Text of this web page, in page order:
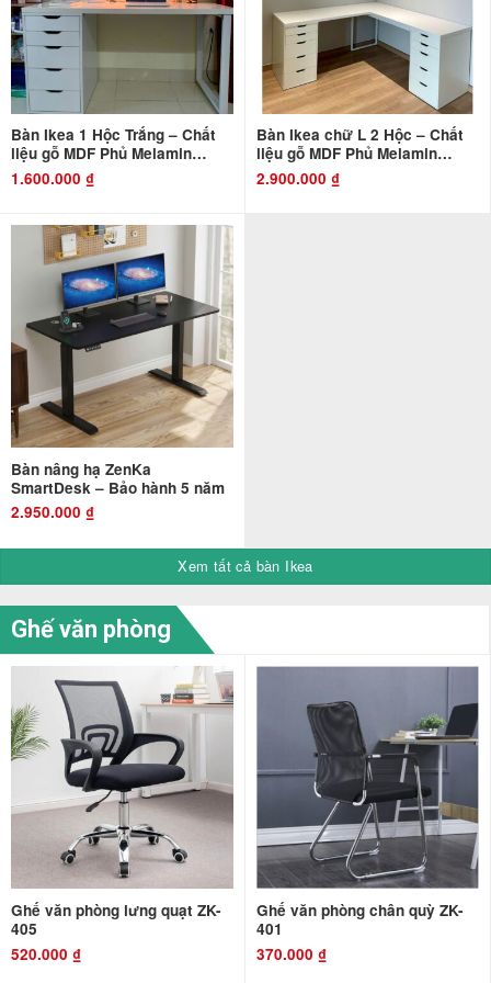
Bàn Ikea 1 Hộc Trắng – Chất
liệu gỗ MDF Phủ Melamin
Chống Thấm và Chống Xước
1.600.000 ₫
Bàn Ikea chữ L 2 Hộc – Chất
liệu gỗ MDF Phủ Melamin
Chống Thấm và Chống Xước
2.900.000 ₫
Bàn nâng hạ ZenKa
SmartDesk – Bảo hành 5 năm
2.950.000 ₫
Xem tất cả bàn Ikea
Ghế văn phòng
Ghế văn phòng lưng quạt ZK-
405
520.000 ₫
Ghế văn phòng chân quỳ ZK-
401
370.000 ₫